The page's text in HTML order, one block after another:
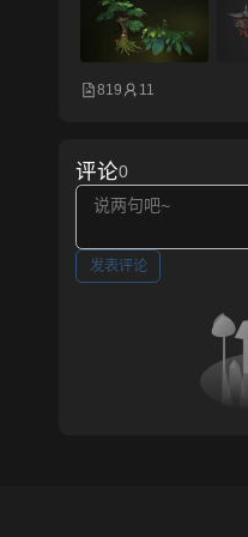
819 11
评论0
发表评论